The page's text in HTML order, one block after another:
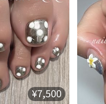
¥7,500